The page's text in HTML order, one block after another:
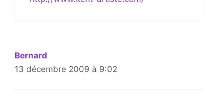
Bernard
13 décembre 2009 à 9:02